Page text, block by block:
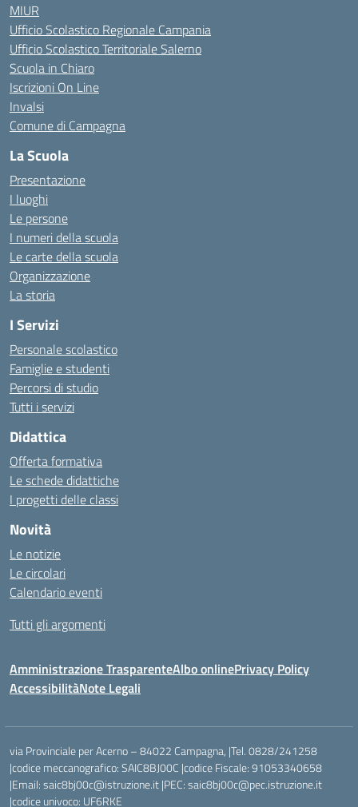
MIUR
Ufficio Scolastico Regionale Campania
Ufficio Scolastico Territoriale Salerno
Scuola in Chiaro
Iscrizioni On Line
Invalsi
Comune di Campagna
La Scuola
Presentazione
I luoghi
Le persone
I numeri della scuola
Le carte della scuola
Organizzazione
La storia
I Servizi
Personale scolastico
Famiglie e studenti
Percorsi di studio
Tutti i servizi
Didattica
Offerta formativa
Le schede didattiche
I progetti delle classi
Novità
Le notizie
Le circolari
Calendario eventi
Tutti gli argomenti
Amministrazione TrasparenteAlbo onlinePrivacy Policy
AccessibilitàNote Legali
via Provinciale per Acerno – 84022 Campagna, |Tel. 0828/241258
|codice meccanografico: SAIC8BJ00C |codice Fiscale: 91053340658
|Email: saic8bj00c@istruzione.it |PEC: saic8bj00c@pec.istruzione.it
|codice univoco: UF6RKE